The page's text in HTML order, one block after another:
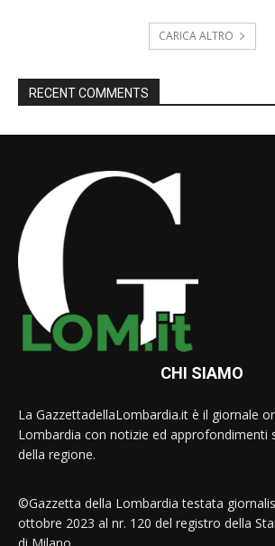
CARICA ALTRO
RECENT COMMENTS
CHI SIAMO
La GazzettadellaLombardia.it è il giornale
Lombardia con notizie ed approfondimenti
della regione.
©Gazzetta della Lombardia testata
ottobre 2023 al nr. 120 del registro della